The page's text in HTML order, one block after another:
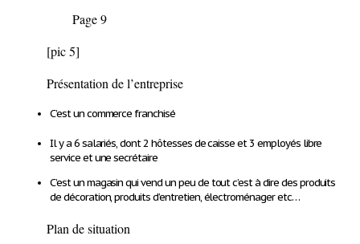
Page 9
[pic 5]
Présentation de l’entreprise
C’est un commerce franchisé
Il y a 6 salariés, dont 2 hôtesses de caisse et 3 employés libre
service et une secrétaire
C’est un magasin qui vend un peu de tout c’est à dire des produits
de décoration, produits d’entretien, électroménager etc…
Plan de situation